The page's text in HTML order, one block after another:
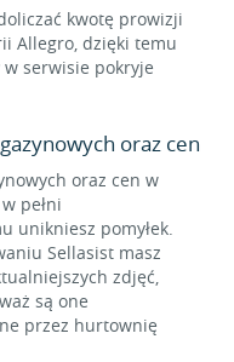
kwotę prowizji
Allegro, dzięki temu
serwisie pokryje
oraz cen
oraz cen w
pełni
unikniesz pomyłek.
Sellasist masz
zdjęć,
są one
przez hurtownię